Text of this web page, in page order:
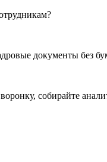
документы без
собирайте